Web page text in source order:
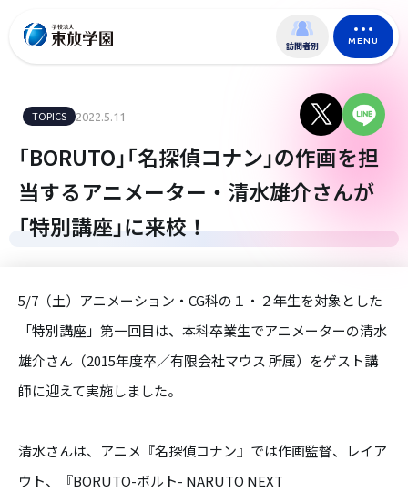
訪問者別 MENU
TOPICS 2022.5.11
｢BORUTO｣｢名探偵コナン｣の作画を担
当するアニメーター・清水雄介さんが
｢特別講座｣に来校！
5/7（土）アニメーション・CG科の１・２年生を対象とした
「特別講座」第一回目は、本科卒業生でアニメーターの清水
雄介さん（2015年度卒／有限会社マウス 所属）をゲスト講
師に迎えて実施しました。
清水さんは、アニメ『名探偵コナン』では作画監督、レイア
ウト、『BORUTO-ボルト- NARUTO NEXT